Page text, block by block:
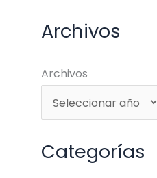
Archivos
Archivos
Categorías